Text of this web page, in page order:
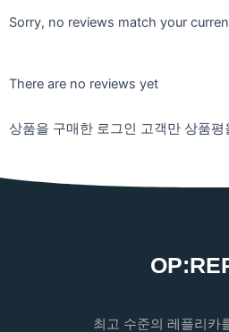
Sorry, no reviews match your
There are no reviews yet
상품을 구매한 로그인 고객만 상품
최고 수준의 레플리카